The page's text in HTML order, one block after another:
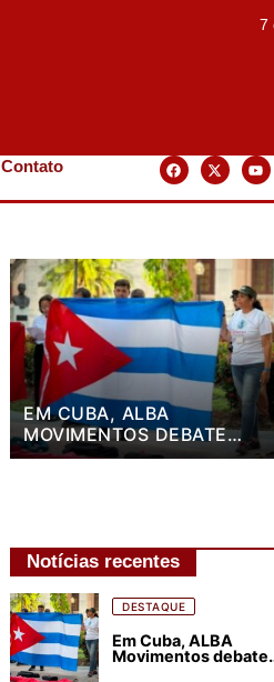
7
Contato
EM CUBA, ALBA
MOVIMENTOS DEBATE
PLANO DE LUTA PARA OS
Notícias recentes
DESTAQUE
Em Cuba, ALBA
Movimentos debate